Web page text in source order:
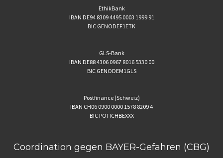
EthikBank
IBAN DE94 8309 4495 0003 1999 91
BIC GENODEF1ETK
GLS-Bank
IBAN DE88 4306 0967 8016 5330 00
BIC GENODEM1GLS
Postfinance (Schweiz)
IBAN CH06 0900 0000 1578 8209 4
BIC POFICHBEXXX
Coordination gegen BAYER-Gefahren (CBG)